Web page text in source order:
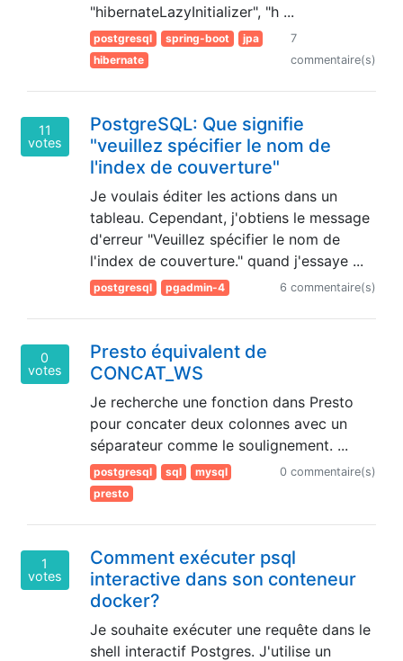
"hibernateLazyInitializer", "h ...
postgresql spring-boot
jpa
hibernate
7
commentaire(s)
11
votes
PostgreSQL: Que signifie
"veuillez spécifier le nom de
l'index de couverture"
Je voulais éditer les actions dans un
tableau. Cependant, j'obtiens le message
d'erreur "Veuillez spécifier le nom de
l'index de couverture." quand j'essaye ...
postgresql pgadmin-4 6 commentaire(s)
0
votes
Presto équivalent de
CONCAT_WS
Je recherche une fonction dans Presto
pour concater deux colonnes avec un
séparateur comme le soulignement. ...
postgresql sql
mysql
presto
0 commentaire(s)
1
votes
Comment exécuter psql
interactive dans son conteneur
docker?
Je souhaite exécuter une requête dans le
shell interactif Postgres. J'utilise un